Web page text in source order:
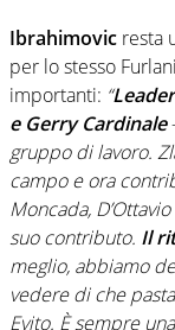
Ibrahimovic resta
per lo stesso
importanti: “
e Gerry Cardinale
gruppo di lavoro.
campo e ora
Moncada,
suo contributo. Il
meglio, abbiamo
vedere di che
Evito. È sempre